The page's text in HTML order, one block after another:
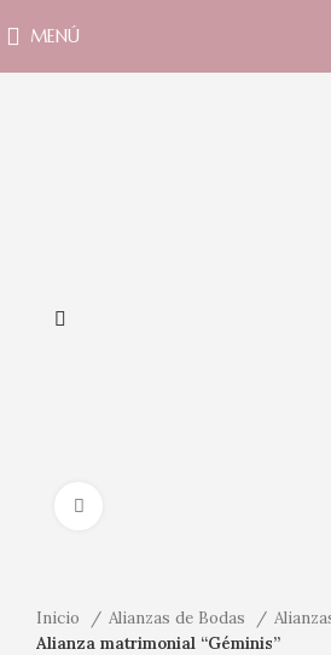
MENÚ
Inicio Alianzas de Bodas
Alianza matrimonial “Géminis”